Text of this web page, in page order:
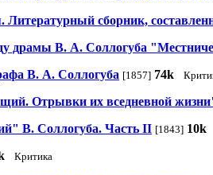
Литературный сборник,
драмы В. А. Соллогуба
В. А. Соллогуба [1857] 74k
Отрывки их вседневной
В. Соллогуба. Часть II [1843] 10k
Критика